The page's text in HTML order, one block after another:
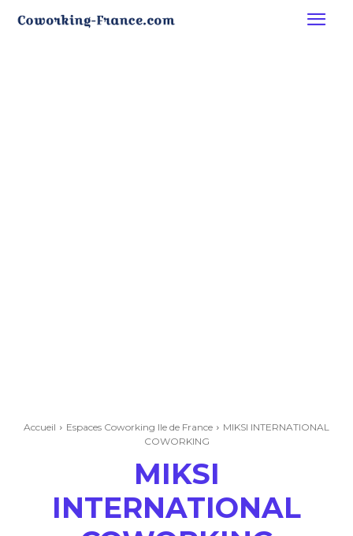
Accueil Espaces Coworking Ile de France
MIKSI INTERNATIONAL
COWORKING
MIKSI
INTERNATIONAL